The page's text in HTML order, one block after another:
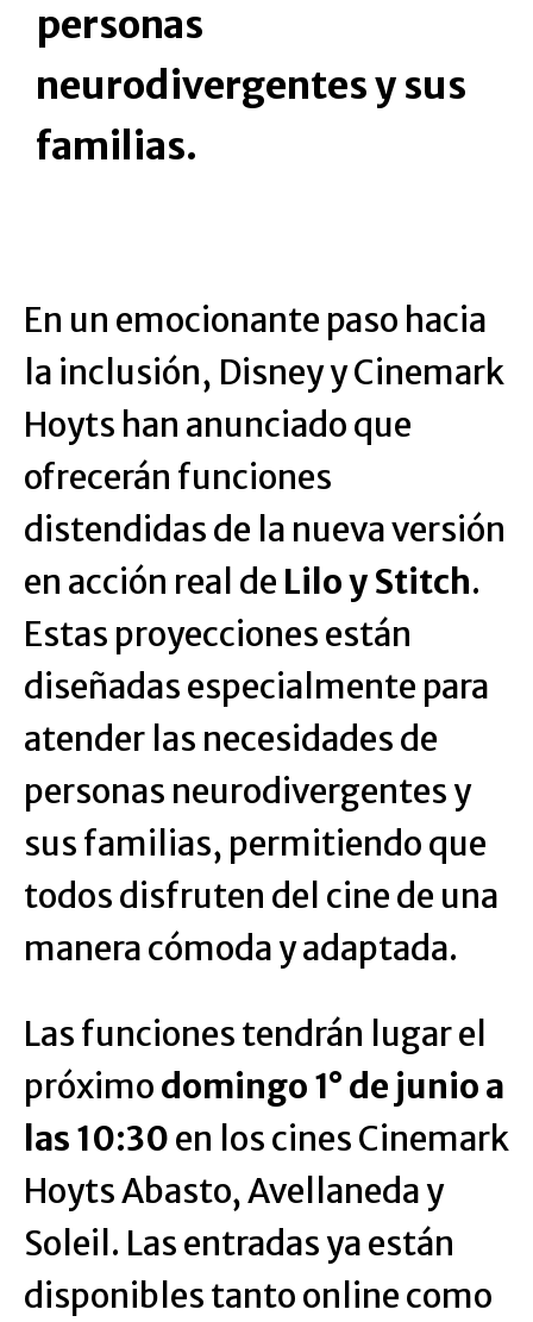
personas
neurodivergentes y sus
familias.
En un emocionante paso hacia
la inclusión, Disney y Cinemark
Hoyts han anunciado que
ofrecerán funciones
distendidas de la nueva versión
en acción real de Lilo y Stitch.
Estas proyecciones están
diseñadas especialmente para
atender las necesidades de
personas neurodivergentes y
sus familias, permitiendo que
todos disfruten del cine de una
manera cómoda y adaptada.
Las funciones tendrán lugar el
próximodomingo 1° de junio a
las 10:30en los cines Cinemark
Hoyts Abasto, Avellaneda y
Soleil. Las entradas ya están
disponibles tanto online como